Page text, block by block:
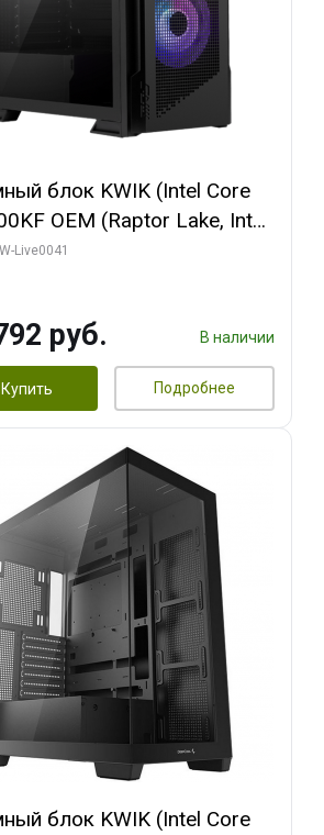
блок KWIK (Intel Core
OEM (Raptor Lake, Intel
6PC/ 16 ГБ ОЗУ (2
HD/ 512 ГБ SSD)
Live0041
руб. В наличии
Купить Подробнее
блок KWIK (Intel Core